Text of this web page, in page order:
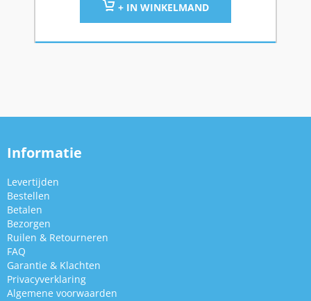
+ IN WINKELMAND
Informatie
Levertijden
Bestellen
Betalen
Bezorgen
Ruilen & Retourneren
FAQ
Garantie & Klachten
Privacyverklaring
Algemene voorwaarden